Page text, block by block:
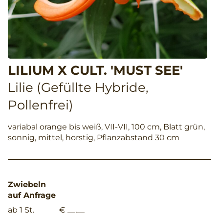
LILIUM X CULT. 'MUST SEE'
Lilie (Gefüllte Hybride,
Pollenfrei)
variabal orange bis weiß, VII-VII, 100 cm, Blatt grün,
sonnig, mittel, horstig, Pflanzabstand 30 cm
Zwiebeln
auf Anfrage
ab 1 St.
€ __,__